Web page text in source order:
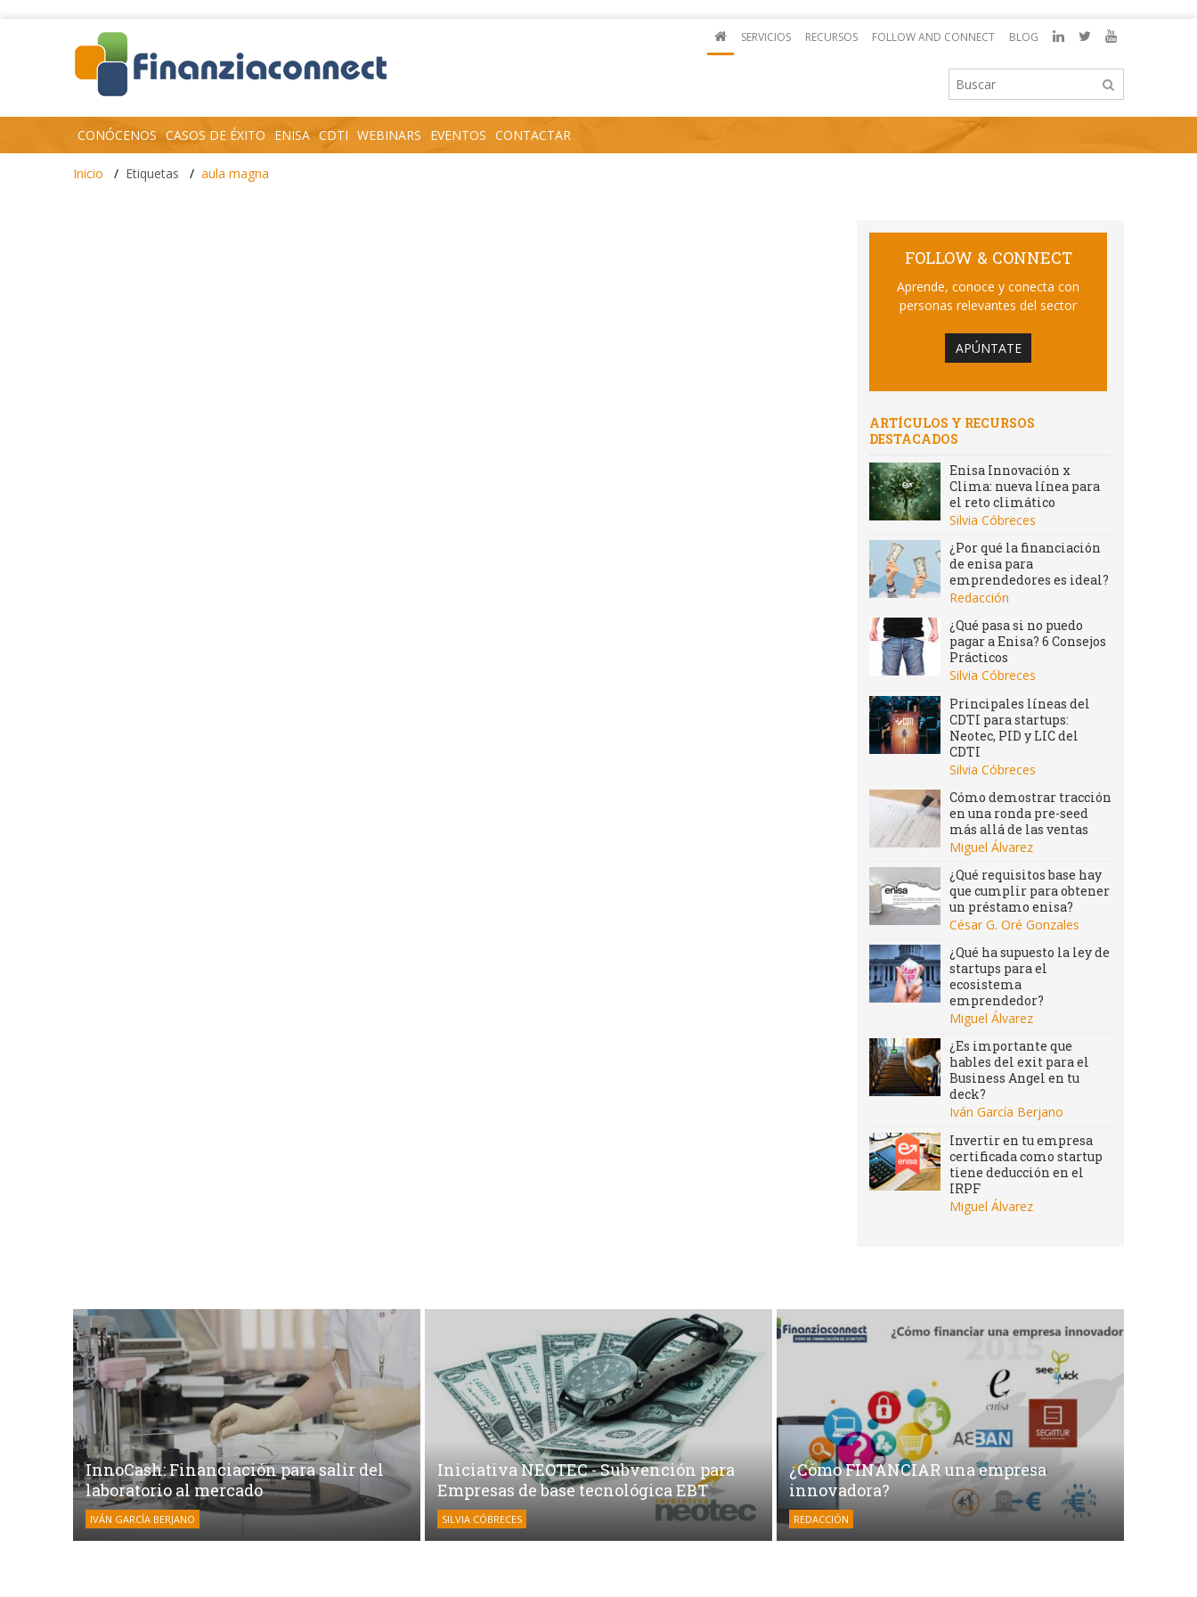
SERVICIOS RECURSOS FOLLOW AND CONNECT BLOG
CONÓCENOS CASOS DE ÉXITO ENISA CDTI WEBINARS EVENTOS CONTACTAR
Inicio Etiquetas aula magna
FOLLOW & CONNECT
Aprende, conoce y conecta con
personas relevantes del sector
APÚNTATE
ARTÍCULOS Y RECURSOS
DESTACADOS
Enisa Innovación x
Clima: nueva línea para
el reto climático
Silvia Cóbreces
¿Por qué la financiación
de enisa para
emprendedores es ideal?
Redacción
¿Qué pasa si no puedo
pagar a Enisa? 6 Consejos
Prácticos
Silvia Cóbreces
Principales líneas del
CDTI para startups:
Neotec, PID y LIC del
CDTI
Silvia Cóbreces
Cómo demostrar tracción
en una ronda pre-seed
más allá de las ventas
Miguel Álvarez
¿Qué requisitos base hay
que cumplir para obtener
un préstamo enisa?
César G. Oré Gonzales
¿Qué ha supuesto la ley de
startups para el
ecosistema
emprendedor?
Miguel Álvarez
¿Es importante que
hables del exit para el
Business Angel en tu
deck?
Iván García Berjano
Invertir en tu empresa
certificada como startup
tiene deducción en el
IRPF
Miguel Álvarez
InnoCash: Financiación para salir del
laboratorio al mercado
IVÁN GARCÍA BERJANO
Iniciativa NEOTEC - Subvención para
Empresas de base tecnológica EBT
SILVIA CÓBRECES
¿Cómo FINANCIAR una empresa
innovadora?
REDACCIÓN